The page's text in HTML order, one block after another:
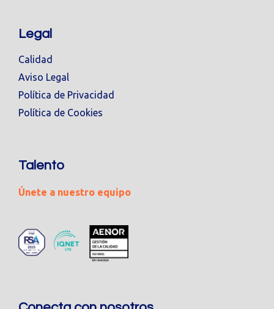
Legal
Calidad
Aviso Legal
Política de Privacidad
Política de Cookies
Talento
Únete a nuestro equipo